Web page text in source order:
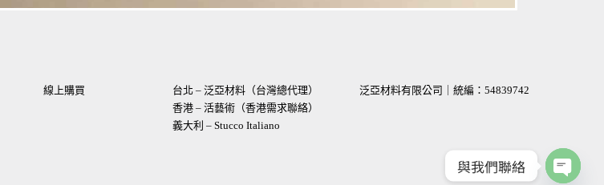
線上購買
台北 – 泛亞材料（台灣總代理）
香港 – 活藝術（香港需求聯絡）
義大利 – Stucco Italiano
泛亞材料有限公司｜統編：54839742
與我們聯絡